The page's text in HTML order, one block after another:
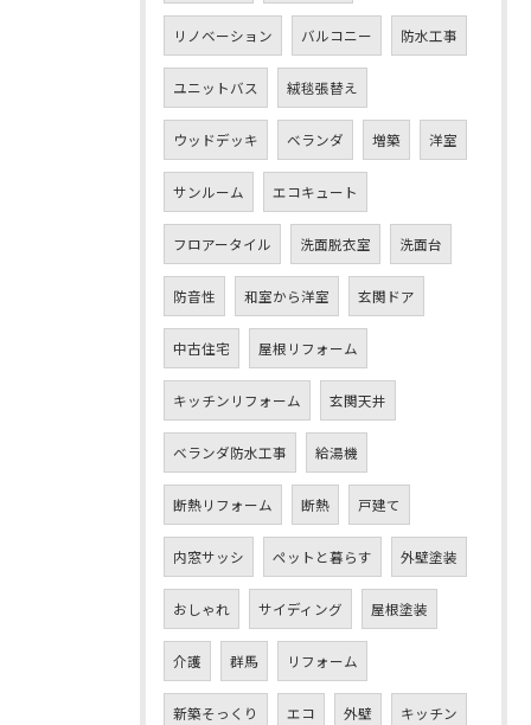
リノベーション バルコニー 防水工事
ユニットバス 絨毯張替え
ウッドデッキ ベランダ 増築 洋室
サンルーム エコキュート
フロアータイル 洗面脱衣室 洗面台
防音性 和室から洋室 玄関ドア
中古住宅 屋根リフォーム
キッチンリフォーム 玄関天井
ベランダ防水工事 給湯機
断熱リフォーム 断熱 戸建て
内窓サッシ ペットと暮らす 外壁塗装
おしゃれ サイディング 屋根塗装
介護 群馬 リフォーム
新築そっくり エコ 外壁 キッチン